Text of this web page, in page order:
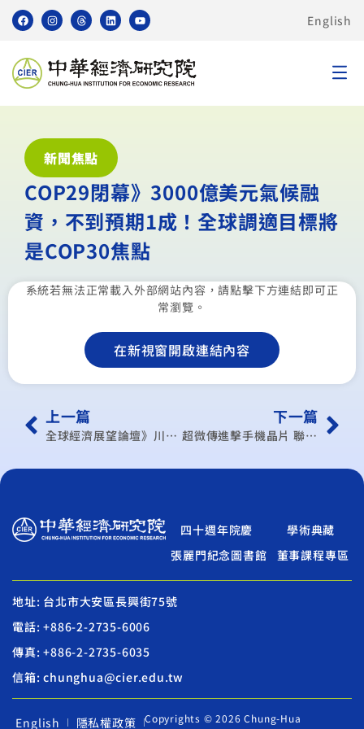
English
新聞焦點
COP29閉幕》3000億美元氣候融
資，不到預期1成！全球調適目標將
是COP30焦點
系統若無法正常載入外部網站內容，請點擊下方連結即可正
常瀏覽。
在新視窗開啟連結內容
上一篇
全球經濟展望論壇》川普重返白宮，中經院連賢明：台商海外布局得重評估 謝金河：美科技巨擘面臨盤整
下一篇
超微傳進擊手機晶片 聯發科.高通競爭加劇
四十週年院慶
學術典藏
張麗門紀念圖書館
董事課程專區
地址: 台北市大安區長興街75號
電話: +886-2-2735-6006
傳真: +886-2-2735-6035
信箱: chunghua@cier.edu.tw
English 隱私權政策
Copyrights © 2026 Chung-Hua